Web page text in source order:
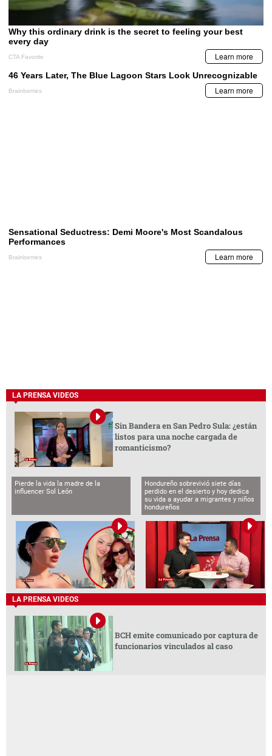
LA PRENSA VIDEOS
Sin Bandera en San Pedro Sula: ¿están
listos para una noche cargada de
romanticismo?
Pierde la vida la madre de la
influencer Sol León
Hondureño sobrevivió siete días
perdido en el desierto y hoy dedica
su vida a ayudar a migrantes y niños
hondureños
LA PRENSA VIDEOS
BCH emite comunicado por captura de
funcionarios vinculados al caso